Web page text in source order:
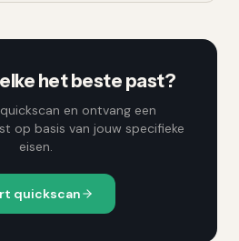
het beste past?
en ontvang een
op basis van jouw specifieke
eisen.
quickscan